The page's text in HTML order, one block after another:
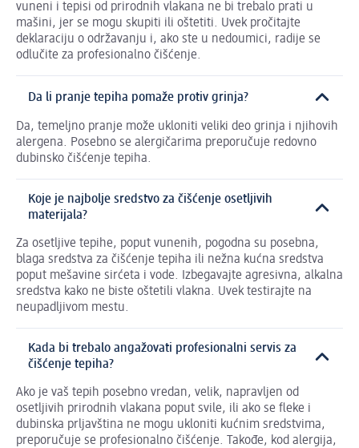
vuneni i tepisi od prirodnih vlakana ne bi trebalo prati u
mašini, jer se mogu skupiti ili oštetiti. Uvek pročitajte
deklaraciju o održavanju i, ako ste u nedoumici, radije se
odlučite za profesionalno čišćenje.
Da li pranje tepiha pomaže protiv grinja?
Da, temeljno pranje može ukloniti veliki deo grinja i njihovih
alergena. Posebno se alergičarima preporučuje redovno
dubinsko čišćenje tepiha.
Koje je najbolje sredstvo za čišćenje osetljivih
materijala?
Za osetljive tepihe, poput vunenih, pogodna su posebna,
blaga sredstva za čišćenje tepiha ili nežna kućna sredstva
poput mešavine sirćeta i vode. Izbegavajte agresivna, alkalna
sredstva kako ne biste oštetili vlakna. Uvek testirajte na
neupadljivom mestu.
Kada bi trebalo angažovati profesionalni servis za
čišćenje tepiha?
Ako je vaš tepih posebno vredan, velik, napravljen od
osetljivih prirodnih vlakana poput svile, ili ako se fleke i
dubinska prljavština ne mogu ukloniti kućnim sredstvima,
preporučuje se profesionalno čišćenje. Takođe, kod alergija,